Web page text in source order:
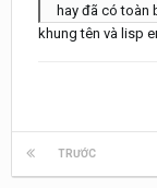
hay đã có toàn
khung tên và lisp
TRƯỚC